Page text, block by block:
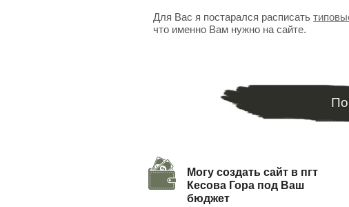
Для Вас я постарался расписать
что именно Вам нужно на сайте.
Могу создать сайт в пгт
Кесова Гора под Ваш
бюджет